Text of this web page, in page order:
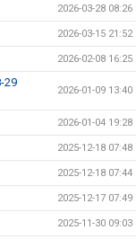
2026-03-28 08:26
2026-03-15 21:52
2026-02-08 16:25
29
2026-01-09 13:40
2026-01-04 19:28
2025-12-18 07:48
2025-12-18 07:44
2025-12-17 07:49
2025-11-30 09:03